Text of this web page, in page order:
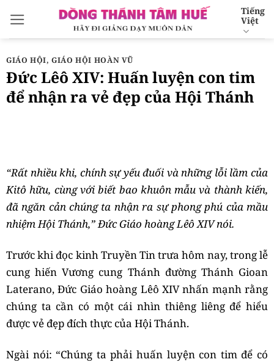
qua
nội
dung
Tiếng
Việt
GIÁO HỘI,GIÁO HỘI HOÀN VŨ
Đức Lêô XIV: Huấn luyện con tim
để nhận ra vẻ đẹp của Hội Thánh
“Rất nhiều khi, chính sự yếu đuối và những lỗi lầm của
Kitô hữu, cùng với biết bao khuôn mẫu và thành kiến,
đã ngăn cản chúng ta nhận ra sự phong phú của mầu
nhiệm Hội Thánh,” Đức Giáo hoàng Lêô XIV nói.
Trước khi đọc kinh Truyền Tin trưa hôm nay, trong lễ
cung hiến Vương cung Thánh đường Thánh Gioan
Laterano, Đức Giáo hoàng Lêô XIV nhấn mạnh rằng
chúng ta cần có một cái nhìn thiêng liêng để hiểu
được vẻ đẹp đích thực của Hội Thánh.
Ngài nói: “Chúng ta phải huấn luyện con tim để có